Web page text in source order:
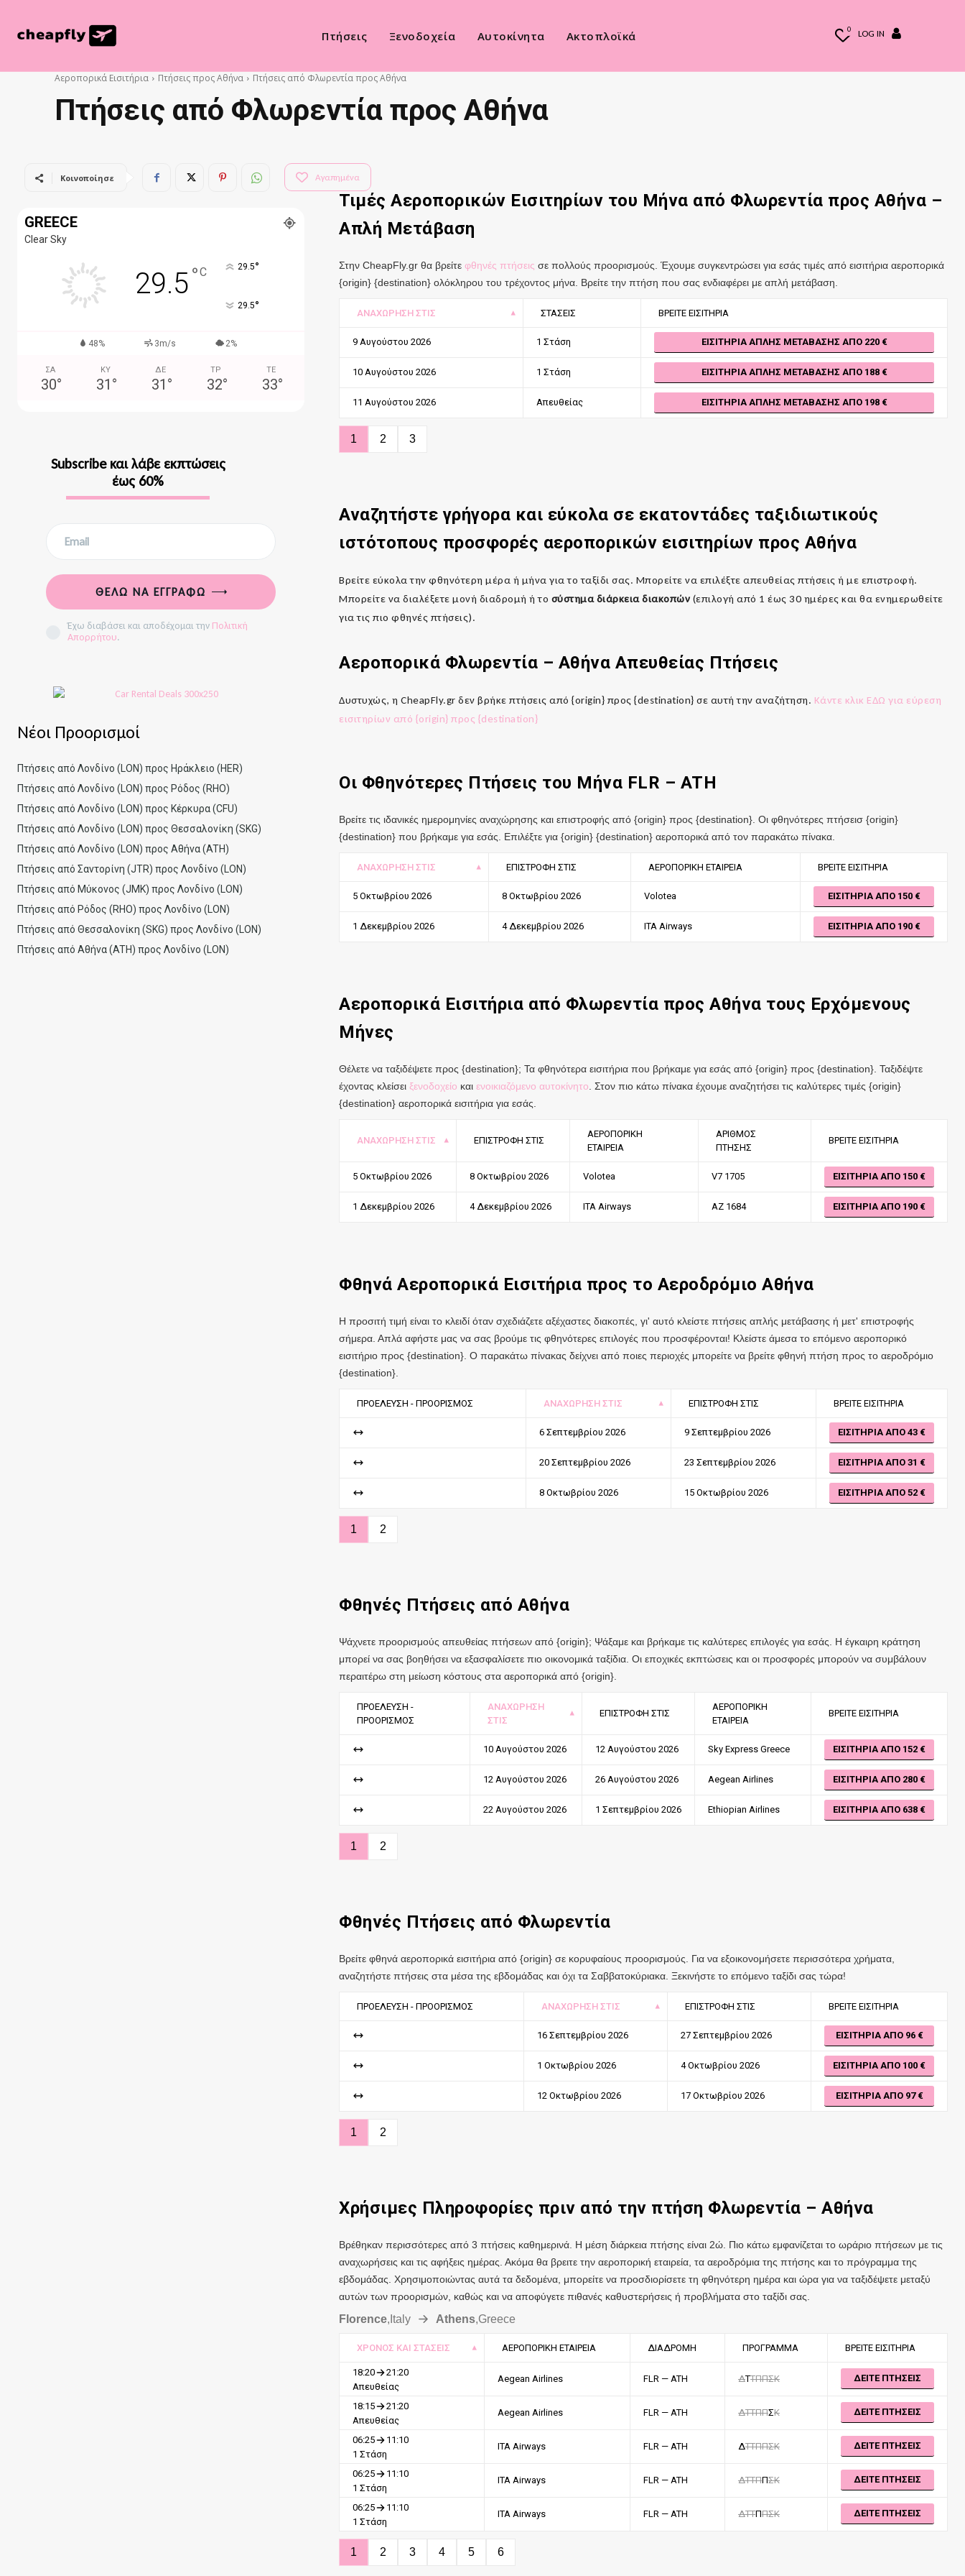
Πτήσεις Ξενοδοχεία Αυτοκίνητα Ακτοπλοϊκά 0 LOG IN
Αεροπορικά Εισιτήρια Πτήσεις προς Αθήνα Πτήσεις από Φλωρεντία προς Αθήνα
Πτήσεις από Φλωρεντία προς Αθήνα
Κοινοποίησε Αγαπημένα
GREECE
Clear Sky
29.5°C 29.5°
29.5°
48% 3m/s 2%
ΣΑ
30°
ΚΥ
31 °
ΔΕ
31 °
ΤΡ
32°
ΤΕ
33°
Subscribe και λάβε εκπτώσεις
έως 60%
ΘΈΛΩ ΝΑ ΕΓΓΡΑΦΏ
Έχω διαβάσει και αποδέχομαι την Πολιτική
Απορρήτου.
Νέοι Προορισμοί
Πτήσεις από Λονδίνο (LON) προς Ηράκλειο (HER)
Πτήσεις από Λονδίνο (LON) προς Ρόδος (RHO)
Πτήσεις από Λονδίνο (LON) προς Κέρκυρα (CFU)
Πτήσεις από Λονδίνο (LON) προς Θεσσαλονίκη (SKG)
Πτήσεις από Λονδίνο (LON) προς Αθήνα (ATH)
Πτήσεις από Σαντορίνη (JTR) προς Λονδίνο (LON)
Πτήσεις από Μύκονος (JMK) προς Λονδίνο (LON)
Πτήσεις από Ρόδος (RHO) προς Λονδίνο (LON)
Πτήσεις από Θεσσαλονίκη (SKG) προς Λονδίνο (LON)
Πτήσεις από Αθήνα (ATH) προς Λονδίνο (LON)
Τιμές Αεροπορικών Εισιτηρίων του Μήνα από Φλωρεντία προς Αθήνα –
Απλή Μετάβαση
Στην CheapFly.gr θα βρείτε φθηνές πτήσεις σε πολλούς προορισμούς. Έχουμε συγκεντρώσει για εσάς τιμές από εισιτήρια αεροπορικά
{origin} {destination} ολόκληρου του τρέχοντος μήνα. Βρείτε την πτήση που σας ενδιαφέρει με απλή μετάβαση.
ΑΝΑΧΏΡΗΣΗ ΣΤΙΣ ΣΤΆΣΕΙΣ ΒΡΕΊΤΕ ΕΙΣΙΤΉΡΙΑ
9 Αυγούστου 2026 1 Στάση ΕΙΣΙΤΉΡΙΑ ΑΠΛΉΣ ΜΕΤΆΒΑΣΗΣ ΑΠΌ 220
10 Αυγούστου 2026 1 Στάση ΕΙΣΙΤΉΡΙΑ ΑΠΛΉΣ ΜΕΤΆΒΑΣΗΣ ΑΠΌ 188
11 Αυγούστου 2026 Απευθείας ΕΙΣΙΤΉΡΙΑ ΑΠΛΉΣ ΜΕΤΆΒΑΣΗΣ ΑΠΌ 198
1 2 3
Αναζητήστε γρήγορα και εύκολα σε εκατοντάδες ταξιδιωτικούς
ιστότοπους προσφορές αεροπορικών εισιτηρίων προς Αθήνα
Βρείτε εύκολα την φθηνότερη μέρα ή μήνα για το ταξίδι σας. Μπορείτε να επιλέξτε απευθείας πτήσεις ή με επιστροφή.
Μπορείτε να διαλέξετε μονή διαδρομή ή το σύστημα διάρκεια διακοπών (επιλογή από 1 έως 30 ημέρες και θα ενημερωθείτε
για τις πιο φθηνές πτήσεις).
Αεροπορικά Φλωρεντία – Αθήνα Απευθείας Πτήσεις
Δυστυχώς, η CheapFly.gr δεν βρήκε πτήσεις από {origin} προς {destination} σε αυτή την αναζήτηση. Κάντε κλικ ΕΔΩ για εύρεση
εισιτηρίων από {origin} προς {destination}
Οι Φθηνότερες Πτήσεις του Μήνα FLR – ATH
Βρείτε τις ιδανικές ημερομηνίες αναχώρησης και επιστροφής από {origin} προς {destination}. Οι φθηνότερες πτήσεισ {origin}
{destination} που βρήκαμε για εσάς. Επιλέξτε για {origin} {destination} αεροπορικά από τον παρακάτω πίνακα.
ΑΝΑΧΏΡΗΣΗ ΣΤΙΣ ΕΠΙΣΤΡΟΦΉ ΣΤΙΣ ΑΕΡΟΠΟΡΙΚΉ ΕΤΑΙΡΕΊΑ ΒΡΕΊΤΕ ΕΙΣΙΤΉΡΙΑ
5 Οκτωβρίου 2026 8 Οκτωβρίου 2026 Volotea ΕΙΣΙΤΉΡΙΑ ΑΠΌ 150
1 Δεκεμβρίου 2026 4 Δεκεμβρίου 2026 ITA Airways ΕΙΣΙΤΉΡΙΑ ΑΠΌ 190
Αεροπορικά Εισιτήρια από Φλωρεντία προς Αθήνα τους Ερχόμενους
Μήνες
Θέλετε να ταξιδέψετε προς {destination}; Τα φθηνότερα εισιτήρια που βρήκαμε για εσάς από {origin} προς {destination}. Ταξιδέψτε
έχοντας κλείσει ξενοδοχείο και ενοικιαζόμενο αυτοκίνητο . Στον πιο κάτω πίνακα έχουμε αναζητήσει τις καλύτερες τιμές {origin}
{destination} αεροπορικά εισιτήρια για εσάς.
ΑΝΑΧΏΡΗΣΗ ΣΤΙΣ ΕΠΙΣΤΡΟΦΉ ΣΤΙΣ
ΑΕΡΟΠΟΡΙΚΉ
ΕΤΑΙΡΕΊΑ
ΑΡΙΘΜΌΣ
ΠΤΉΣΗΣ
ΒΡΕΊΤΕ ΕΙΣΙΤΉΡΙΑ
5 Οκτωβρίου 2026 8 Οκτωβρίου 2026 Volotea V7 1705 ΕΙΣΙΤΉΡΙΑ ΑΠΌ 150
1 Δεκεμβρίου 2026 4 Δεκεμβρίου 2026 ITA Airways AZ 1684 ΕΙΣΙΤΉΡΙΑ ΑΠΌ 190
Φθηνά Αεροπορικά Εισιτήρια προς το Αεροδρόμιο Αθήνα
Η προσιτή τιμή είναι το κλειδί όταν σχεδιάζετε αξέχαστες διακοπές, γι' αυτό κλείστε πτήσεις απλής μετάβασης ή μετ' επιστροφής
σήμερα. Απλά αφήστε μας να σας βρούμε τις φθηνότερες επιλογές που προσφέρονται! Κλείστε άμεσα το επόμενο αεροπορικό
εισιτήριο προς {destination}. Ο παρακάτω πίνακας δείχνει από ποιες περιοχές μπορείτε να βρείτε φθηνή πτήση προς το αεροδρόμιο
{destination}.
ΠΡΟΈΛΕΥΣΗ - ΠΡΟΟΡΙΣΜΌΣ ΑΝΑΧΏΡΗΣΗ ΣΤΙΣ ΕΠΙΣΤΡΟΦΉ ΣΤΙΣ ΒΡΕΊΤΕ ΕΙΣΙΤΉΡΙΑ
6 Σεπτεμβρίου 2026 9 Σεπτεμβρίου 2026 ΕΙΣΙΤΉΡΙΑ ΑΠΌ 43
20 Σεπτεμβρίου 2026 23 Σεπτεμβρίου 2026 ΕΙΣΙΤΉΡΙΑ ΑΠΌ 31
8 Οκτωβρίου 2026 15 Οκτωβρίου 2026 ΕΙΣΙΤΉΡΙΑ ΑΠΌ 52
1 2
Φθηνές Πτήσεις από Αθήνα
Ψάχνετε προορισμούς απευθείας πτήσεων από {origin}; Ψάξαμε και βρήκαμε τις καλύτερες επιλογές για εσάς. Η έγκαιρη κράτηση
μπορεί να σας βοηθήσει να εξασφαλίσετε πιο οικονομικά ταξίδια. Οι εποχικές εκπτώσεις και οι προσφορές μπορούν να συμβάλουν
περαιτέρω στη μείωση κόστους στα αεροπορικά από {origin}.
ΠΡΟΈΛΕΥΣΗ -
ΠΡΟΟΡΙΣΜΌΣ
ΑΝΑΧΏΡΗΣΗ
ΣΤΙΣ
ΕΠΙΣΤΡΟΦΉ ΣΤΙΣ
ΑΕΡΟΠΟΡΙΚΉ
ΕΤΑΙΡΕΊΑ
ΒΡΕΊΤΕ ΕΙΣΙΤΉΡΙΑ
10 Αυγούστου 2026 12 Αυγούστου 2026 Sky Express Greece ΕΙΣΙΤΉΡΙΑ ΑΠΌ 152
12 Αυγούστου 2026 26 Αυγούστου 2026 Aegean Airlines ΕΙΣΙΤΉΡΙΑ ΑΠΌ 280
22 Αυγούστου 2026 1 Σεπτεμβρίου 2026 Ethiopian Airlines ΕΙΣΙΤΉΡΙΑ ΑΠΌ 638
1 2
Φθηνές Πτήσεις από Φλωρεντία
Βρείτε φθηνά αεροπορικά εισιτήρια από {origin} σε κορυφαίους προορισμούς. Για να εξοικονομήσετε περισσότερα χρήματα,
αναζητήστε πτήσεις στα μέσα της εβδομάδας και όχι τα Σαββατοκύριακα. Ξεκινήστε το επόμενο ταξίδι σας τώρα!
ΠΡΟΈΛΕΥΣΗ - ΠΡΟΟΡΙΣΜΌΣ ΑΝΑΧΏΡΗΣΗ ΣΤΙΣ ΕΠΙΣΤΡΟΦΉ ΣΤΙΣ ΒΡΕΊΤΕ ΕΙΣΙΤΉΡΙΑ
16 Σεπτεμβρίου 2026 27 Σεπτεμβρίου 2026 ΕΙΣΙΤΉΡΙΑ ΑΠΌ 96
1 Οκτωβρίου 2026 4 Οκτωβρίου 2026 ΕΙΣΙΤΉΡΙΑ ΑΠΌ 100
12 Οκτωβρίου 2026 17 Οκτωβρίου 2026 ΕΙΣΙΤΉΡΙΑ ΑΠΌ 97
1 2
Χρήσιμες Πληροφορίες πριν από την πτήση Φλωρεντία – Αθήνα
Βρέθηκαν περισσότερες από 3 πτήσεις καθημερινά. Η μέση διάρκεια πτήσης είναι 2ώ. Πιο κάτω εμφανίζεται το ωράριο πτήσεων με τις
αναχωρήσεις και τις αφήξεις ημέρας. Ακόμα θα βρειτε την αεροπορική εταιρεία, τα αεροδρόμια της πτήσης και το πρόγραμμα της
εβδομάδας. Χρησιμοποιώντας αυτά τα δεδομένα, μπορείτε να προσδιορίσετε τη φθηνότερη ημέρα και ώρα για να ταξιδέψετε μεταξύ
αυτών των προορισμών, καθώς και να αποφύγετε πιθανές καθυστερήσεις ή προβλήματα στο ταξίδι σας.
Florence, Italy Athens,Greece
ΧΡΌΝΟΣ ΚΑΙ ΣΤΆΣΕΙΣ ΑΕΡΟΠΟΡΙΚΉ ΕΤΑΙΡΕΊΑ ΔΙΑΔΡΟΜΉ ΠΡΌΓΡΑΜΜΑ ΒΡΕΊΤΕ ΕΙΣΙΤΉΡΙΑ
18:20
21:20
Απευθείας
Aegean Airlines FLR — ATH ΔΤΤΠΠΣΚ ΔΕΙΤΕ ΠΤΗΣΕΙΣ
18:15
21:20
Απευθείας
Aegean Airlines FLR — ATH ΔΤΤΠΠΣΚ ΔΕΙΤΕ ΠΤΗΣΕΙΣ
06:25
11:10
1 Στάση
ITA Airways FLR — ATH ΔΤΤΠΠΣΚ ΔΕΙΤΕ ΠΤΗΣΕΙΣ
06:25
11:10
1 Στάση
ITA Airways FLR — ATH ΔΤΤΠΠΣΚ ΔΕΙΤΕ ΠΤΗΣΕΙΣ
06:25
11:10
1 Στάση
ITA Airways FLR — ATH ΔΤΤΠΠΣΚ ΔΕΙΤΕ ΠΤΗΣΕΙΣ
1 2 3 4 5 6